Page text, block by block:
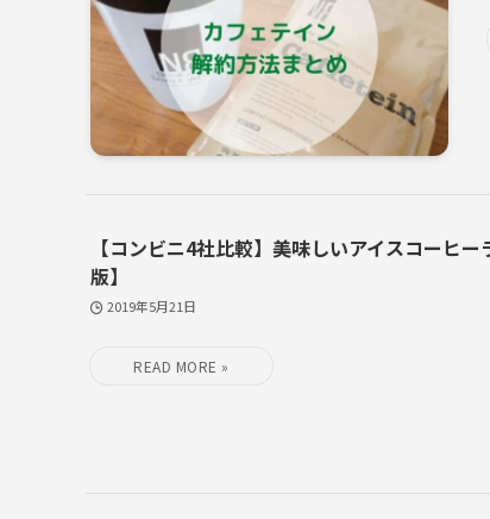
【コンビニ4社比較】美味しいアイスコーヒ
版】
2019年5月21日